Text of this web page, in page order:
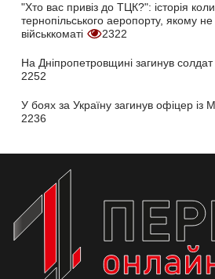
"Хто вас привіз до ТЦК?": історія
тернопільського аеропорту, якому
військкоматі
2322
На Дніпропетровщині загинув
2252
У боях за Україну загинув офіцер із
2236